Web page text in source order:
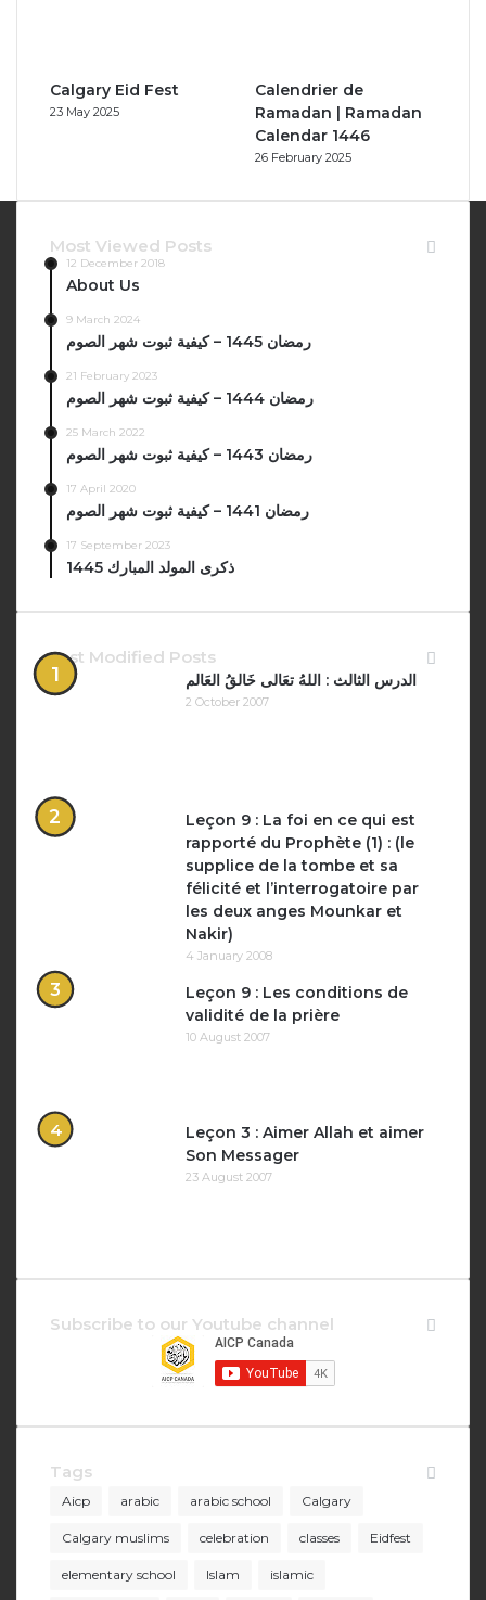
Calgary Eid Fest
23 May 2025
Calendrier de
Ramadan | Ramadan
Calendar 1446
26 February 2025
Most Viewed Posts
12 December 2018
About Us
9 March 2024
رمضان 1445 – كيفية ثبوت شهر الصوم
21 February 2023
رمضان 1444 – كيفية ثبوت شهر الصوم
25 March 2022
رمضان 1443 – كيفية ثبوت شهر الصوم
17 April 2020
رمضان 1441 – كيفية ثبوت شهر الصوم
17 September 2023
ذكرى المولد المبارك 1445
Last Modified Posts
الدرس الثالث : اللهُ تعَالى خَالقُ العَالم
2 October 2007
Leçon 9 : La foi en ce qui est
rapporté du Prophète (1) : (le
supplice de la tombe et sa
félicité et l’interrogatoire par
les deux anges Mounkar et
Nakir)
4 January 2008
Leçon 9 : Les conditions de
validité de la prière
10 August 2007
Leçon 3 : Aimer Allah et aimer
Son Messager
23 August 2007
Subscribe to our Youtube channel
Tags
Aicp arabic arabic school Calgary
Calgary muslims celebration classes Eidfest
elementary school Islam islamic